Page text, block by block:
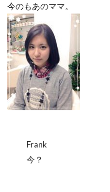
今のもあのママ。
Frank
今？